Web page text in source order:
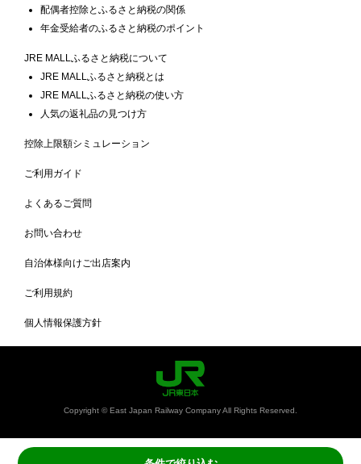
配偶者控除とふるさと納税の関係
年金受給者のふるさと納税のポイント
JRE MALLふるさと納税について
JRE MALLふるさと納税とは
JRE MALLふるさと納税の使い方
人気の返礼品の見つけ方
控除上限額シミュレーション
ご利用ガイド
よくあるご質問
お問い合わせ
自治体様向けご出店案内
ご利用規約
個人情報保護方針
Copyright © East Japan Railway Company All Rights Reserved.